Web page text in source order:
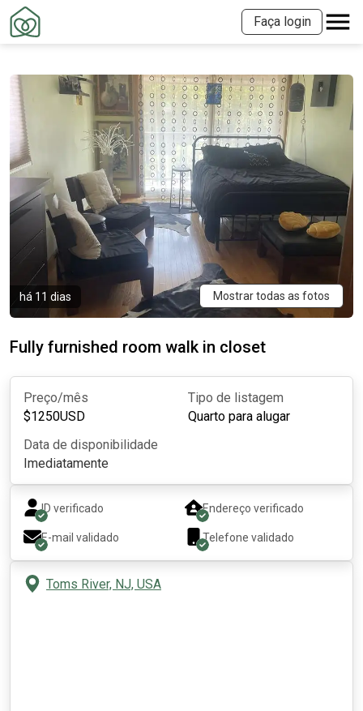
Faça login
há 11 dias Mostrar todas as fotos
Fully furnished room walk in closet
Preço/mês
$1250USD
Tipo de listagem
Quarto para alugar
Data de disponibilidade
Imediatamente
ID verificado Endereço verificado
E-mail validado Telefone validado
Toms River, NJ, USA